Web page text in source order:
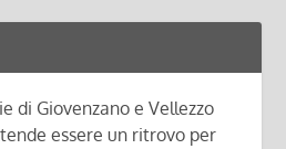
di Giovenzano e Vellezzo
essere un ritrovo per